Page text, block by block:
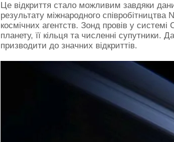
Це відкриття стало можливим завдяки
результату міжнародного співробітництва
космічних агентств. Зонд провів у
планету, її кільця та численні супутники.
призводити до значних відкриттів.